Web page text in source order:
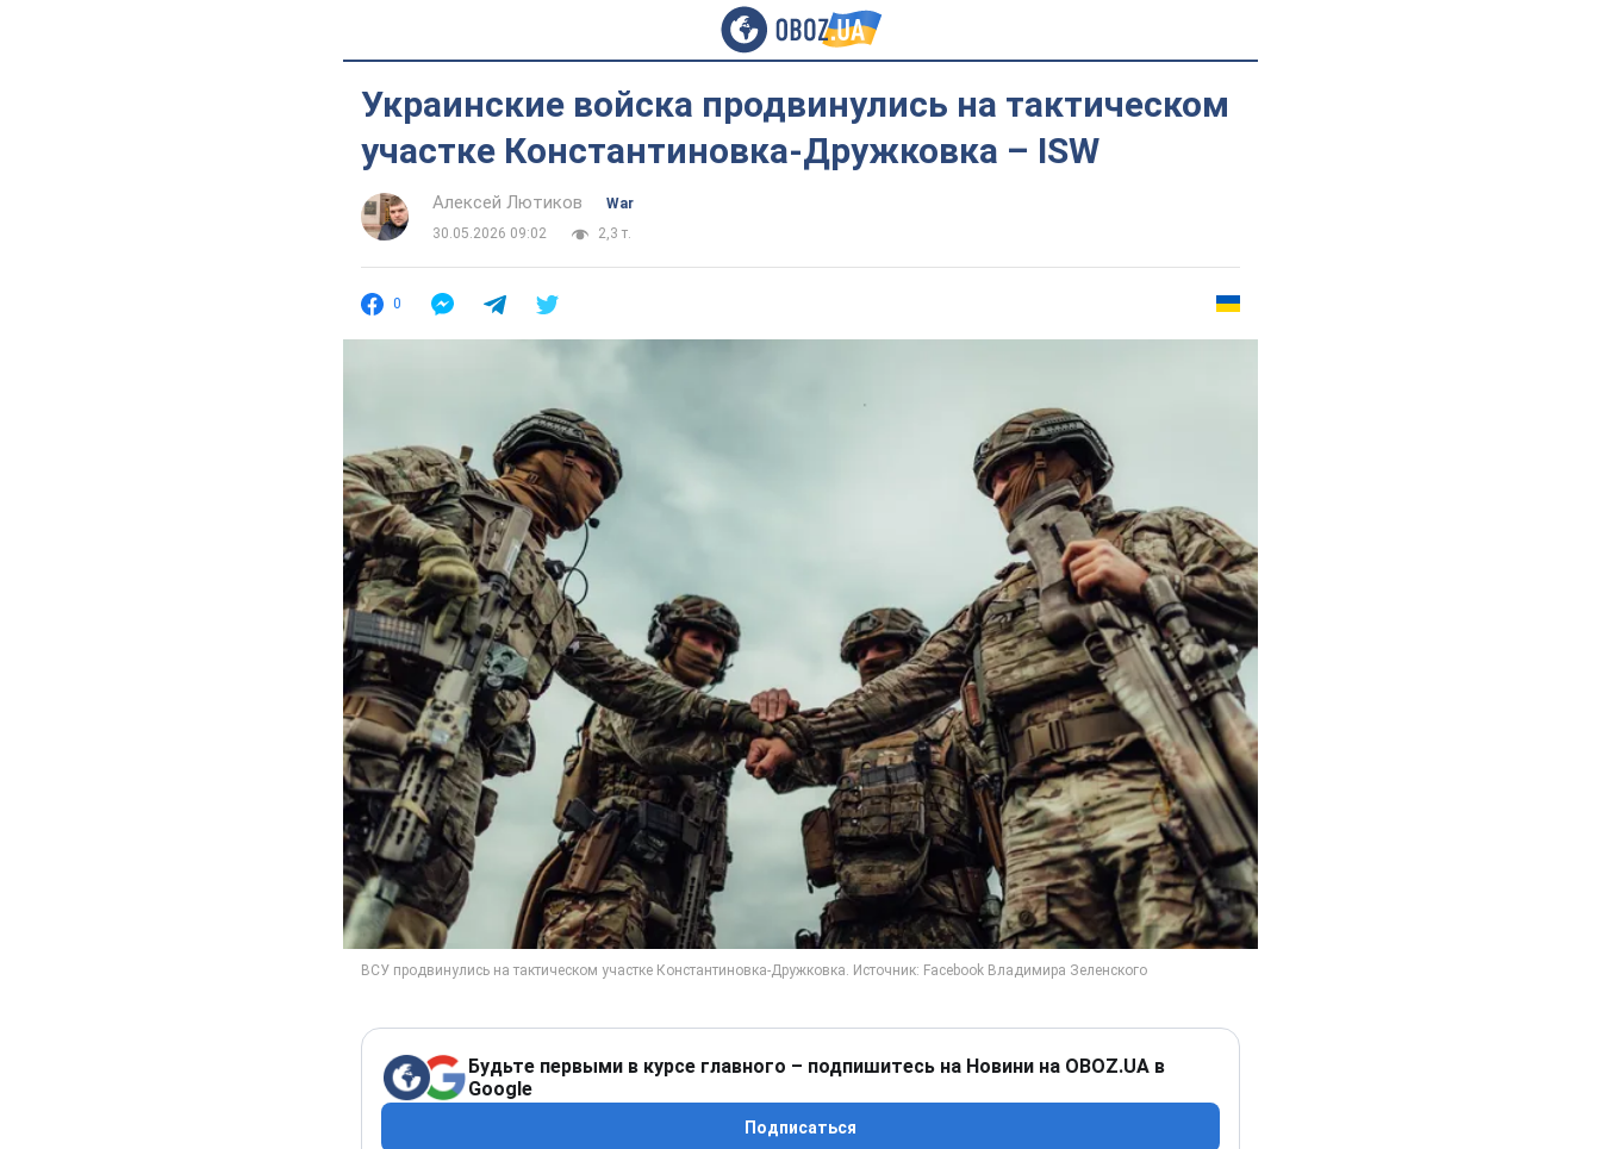
Украинские войска продвинулись на тактическом
участке Константиновка-Дружковка – ISW
Алексей Лютиков
War
30.05.2026 09:02
2,3 т.
0
Будьте первыми в курсе главного – подпишитесь на Новини на OBOZ.UA в
Google
Подписаться